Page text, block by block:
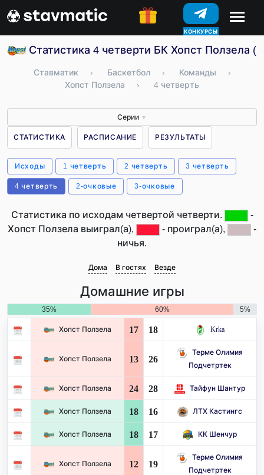
КОНКУРСЫ
Статистика 4 четверти БК Хопст Ползела
Ставматик › Баскетбол › Команды
›
Хопст Ползела
› 4 четверть
Серии ▼
СТАТИСТИКА РАСПИСАНИЕ РЕЗУЛЬТАТЫ
Исходы 1 четверть 2 четверть 3 четверть
4 четверть 2-очковые 3-очковые
Статистика по исходам четвертой четверти.
-
Хопст Ползела выиграл(а),
- проиграл(а),
-
ничья.
Дома В гостях Везде
Домашние игры
35% 60% 5%
Хопст Ползела 17 18 Krka
Хопст Ползела 13 26
Терме Олимия
Подчетртек
Хопст Ползела 24 28 Тайфун Шантур
Хопст Ползела 18 16 ЛТХ Кастингс
Хопст Ползела 18 17 КК Шенчур
Хопст Ползела 12 19
Терме Олимия
Подчетртек